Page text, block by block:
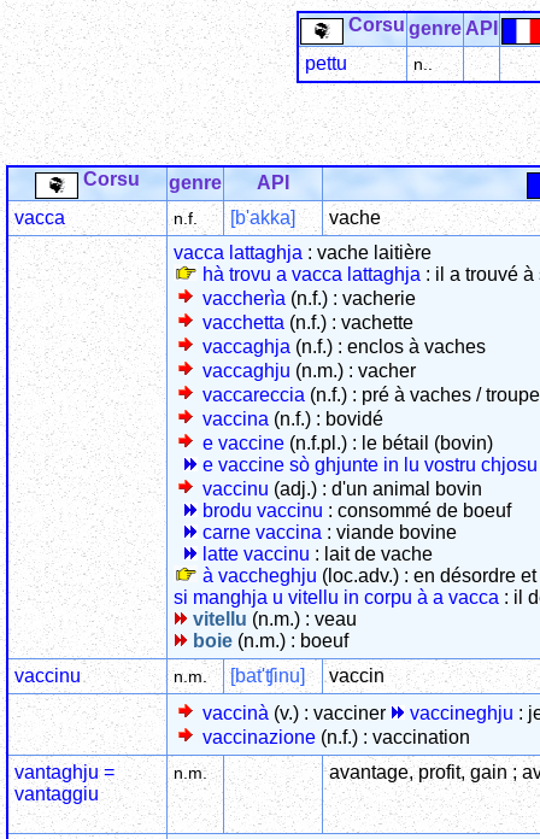
Corsu genre API
pettu
n..
Corsu genre
API
vacca
n.f. [b'akka]
vache
vacca lattaghja : vache laitière
hà trovu a vacca lattaghja : il a trouvé
vaccherìa (n.f.) : vacherie
vacchetta (n.f.) : vachette
vaccaghja (n.f.) : enclos à vaches
vaccaghju (n.m.) : vacher
vaccareccia (n.f.) : pré à vaches /
vaccina (n.f.) : bovidé
e vaccine (n.f.pl.) : le bétail (bovin)
e vaccine sò ghjunte in lu vostru chjosu
vaccinu (adj.) : d'un animal bovin
brodu vaccinu : consommé de boeuf
carne vaccina : viande bovine
latte vaccinu : lait de vache
à vaccheghju (loc.adv.) : en désordre
si manghja u vitellu in corpu à a vacca : il
vitellu (n.m.) : veau
boie (n.m.) : boeuf
vaccinu
n.m. [bat'ʧinu]
vaccin
vaccinà (v.) : vacciner vaccineghju :
vaccinazione (n.f.) : vaccination
vantaghju =
vantaggiu
n.m. avantage, profit, gain ;